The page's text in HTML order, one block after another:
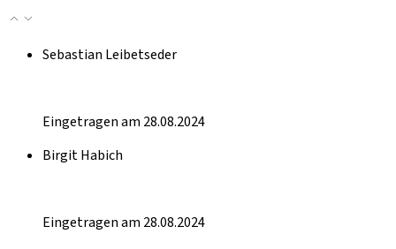
Sebastian Leibetseder
Eingetragen am 28.08.2024
Birgit Habich
Eingetragen am 28.08.2024